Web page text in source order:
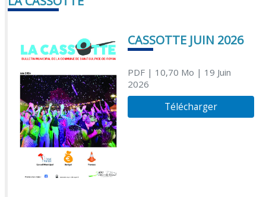
CASSOTTE JUIN 2026
PDF| 10,70 Mo | 19 Juin
2026
Télécharger